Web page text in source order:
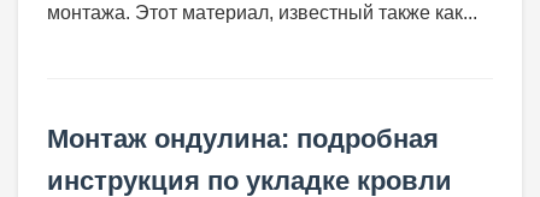
монтажа. Этот материал, известный также как...
Монтаж ондулина: подробная
инструкция по укладке кровли